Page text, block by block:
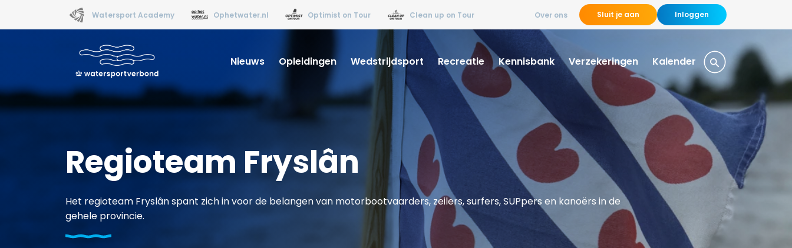
Watersport Academy Ophetwater.nl Optimist on Tour Clean up on Tour Over ons Sluit je aan Inloggen
Nieuws Opleidingen Wedstrijdsport Recreatie Kennisbank Verzekeringen Kalender
Regioteam Fryslân
Het regioteam Fryslân spant zich in voor de belangen van motorbootvaarders, zeilers, surfers, SUPpers en kanoërs in de
gehele provincie.